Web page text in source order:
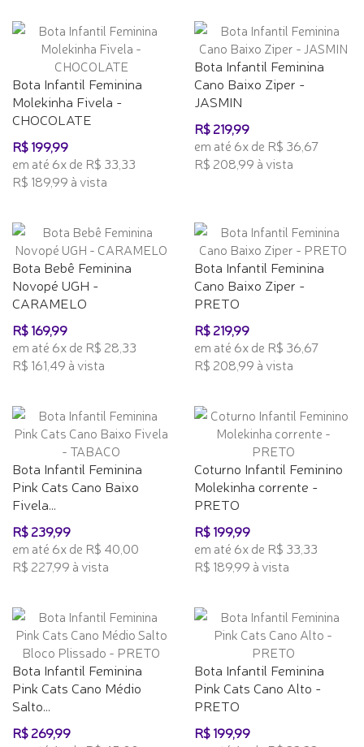
Bota Infantil Feminina
Molekinha Fivela -
CHOCOLATE
R$ 199,99
em até 6x de R$ 33,33
R$ 189,99 à vista
Bota Infantil Feminina
Cano Baixo Ziper -
JASMIN
R$ 219,99
em até 6x de R$ 36,67
R$ 208,99 à vista
Bota Bebê Feminina
Novopé UGH -
CARAMELO
R$ 169,99
em até 6x de R$ 28,33
R$ 161,49 à vista
Bota Infantil Feminina
Cano Baixo Ziper -
PRETO
R$ 219,99
em até 6x de R$ 36,67
R$ 208,99 à vista
Bota Infantil Feminina
Pink Cats Cano Baixo
Fivela...
R$ 239,99
em até 6x de R$ 40,00
R$ 227,99 à vista
Coturno Infantil Feminino
Molekinha corrente -
PRETO
R$ 199,99
em até 6x de R$ 33,33
R$ 189,99 à vista
Bota Infantil Feminina
Pink Cats Cano Médio
Salto...
R$ 269,99
Bota Infantil Feminina
Pink Cats Cano Alto -
PRETO
R$ 199,99